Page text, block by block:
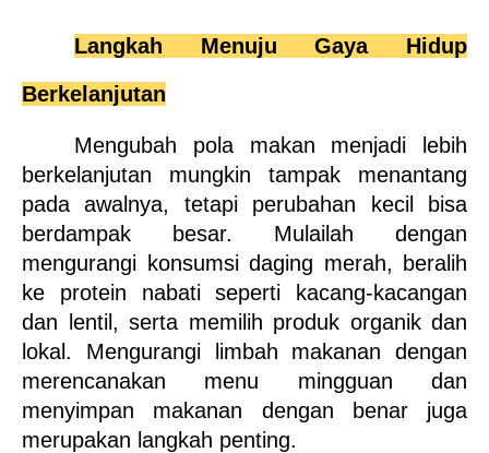
Langkah Menuju Gaya Hidup
Berkelanjutan
Mengubah pola makan menjadi lebih
berkelanjutan mungkin tampak menantang
pada awalnya, tetapi perubahan kecil bisa
berdampak besar. Mulailah dengan
mengurangi konsumsi daging merah, beralih
ke protein nabati seperti kacang-kacangan
dan lentil, serta memilih produk organik dan
lokal. Mengurangi limbah makanan dengan
merencanakan menu mingguan dan
menyimpan makanan dengan benar juga
merupakan langkah penting.